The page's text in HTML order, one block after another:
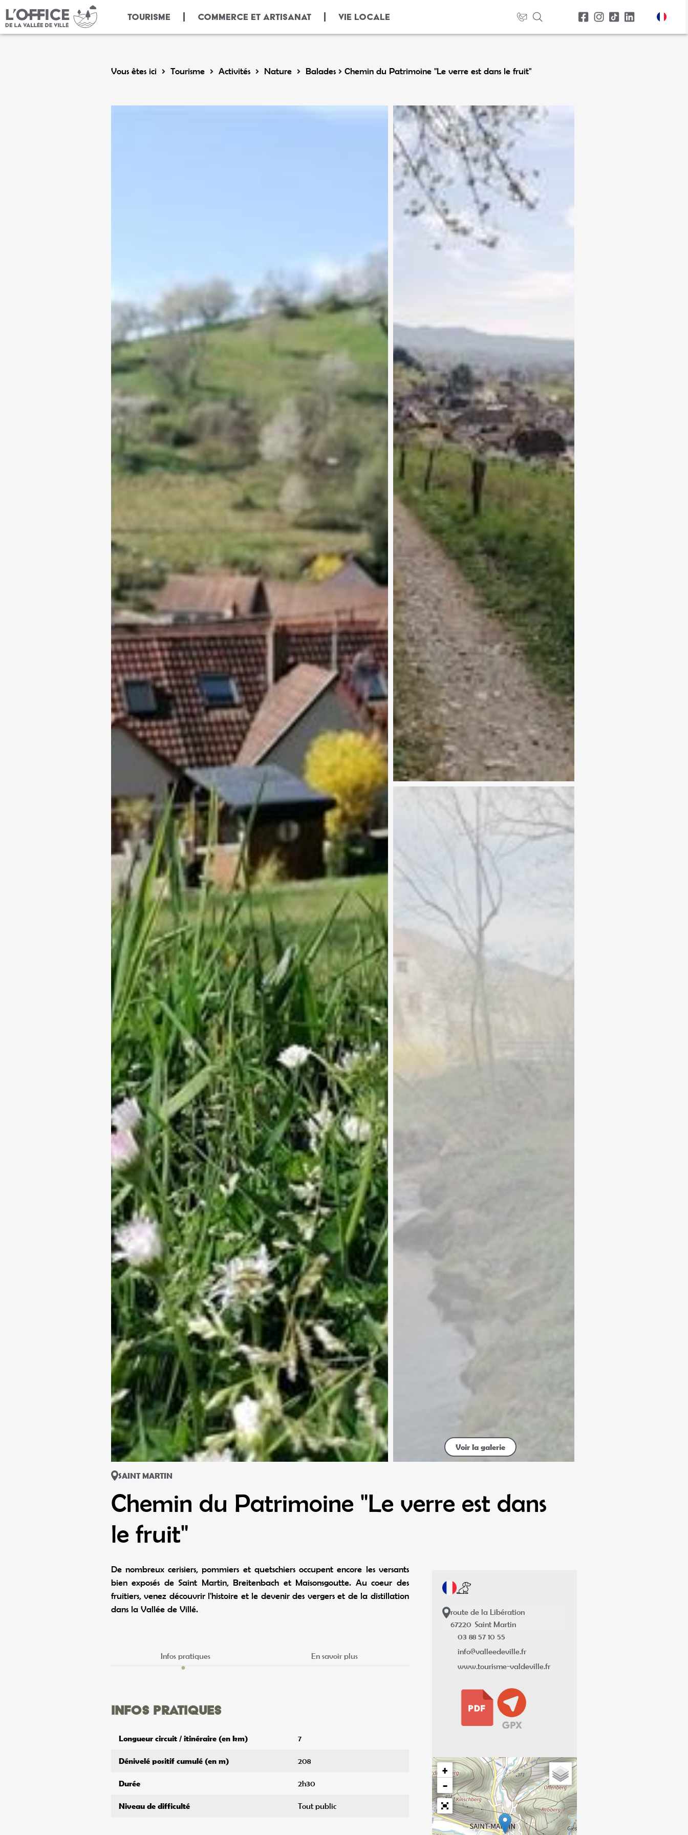
TOURISME COMMERCE ET ARTISANAT VIE LOCALE
Vous êtes ici Tourisme Activités Nature Balades Chemin du Patrimoine "Le verre est dans le fruit"
Voir la galerie
SAINT MARTIN
Chemin du Patrimoine "Le verre est dans
le fruit"
De nombreux cerisiers, pommiers et quetschiers occupent encore les versants
bien exposés de Saint Martin, Breitenbach et Maisonsgoutte. Au coeur des
fruitiers, venez découvrir l'histoire et le devenir des vergers et de la distillation
dans la Vallée de Villé.
Infos pratiques En savoir plus
Infos pratiques
Longueur circuit / itinéraire (en km) 7
Dénivelé positif cumulé (en m) 208
Durée 2h30
Niveau de difficulté Tout public
route de la Libération
67220 Saint Martin
03 88 57 10 55
info@valleedeville.fr
www.tourisme-valdeville.fr
+
−
Panneau de gestion des cookies